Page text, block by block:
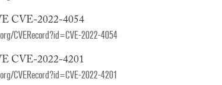
CVE-2022-4054
CVERecord?id=CVE-2022-4054
CVE-2022-4201
CVERecord?id=CVE-2022-4201